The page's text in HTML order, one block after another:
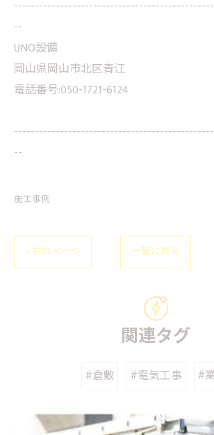
--
UNO設備
岡山県岡山市北区青江
電話番号:050-1721-6124
--
施工事例
< 前のページ 一覧に戻る
関連タグ
#倉敷 #電気工事 #